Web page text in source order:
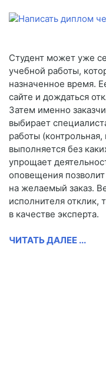
Студент может уже
учебной работы,
назначенное время.
сайте и дождаться
Затем именно
выбирает
работы
выполняется без
упрощает
оповещения
на желаемый заказ.
исполнителя
в качестве эксперта.
ЧИТАТЬ ДАЛЕЕ ...